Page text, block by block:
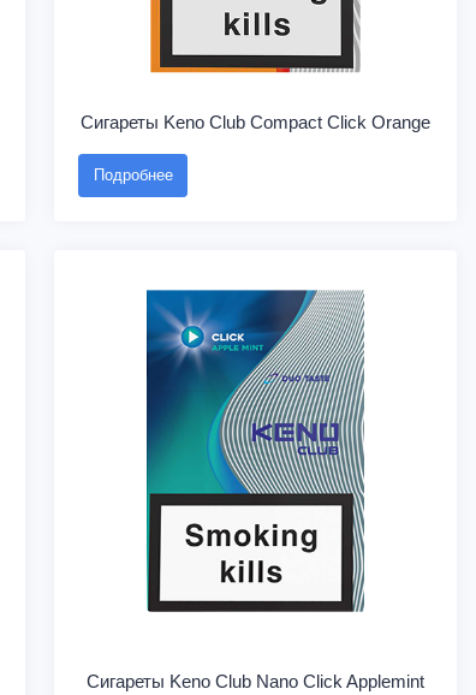
Сигареты Keno Club Compact Click Orange
Подробнее
Сигареты Keno Club Nano Click Applemint